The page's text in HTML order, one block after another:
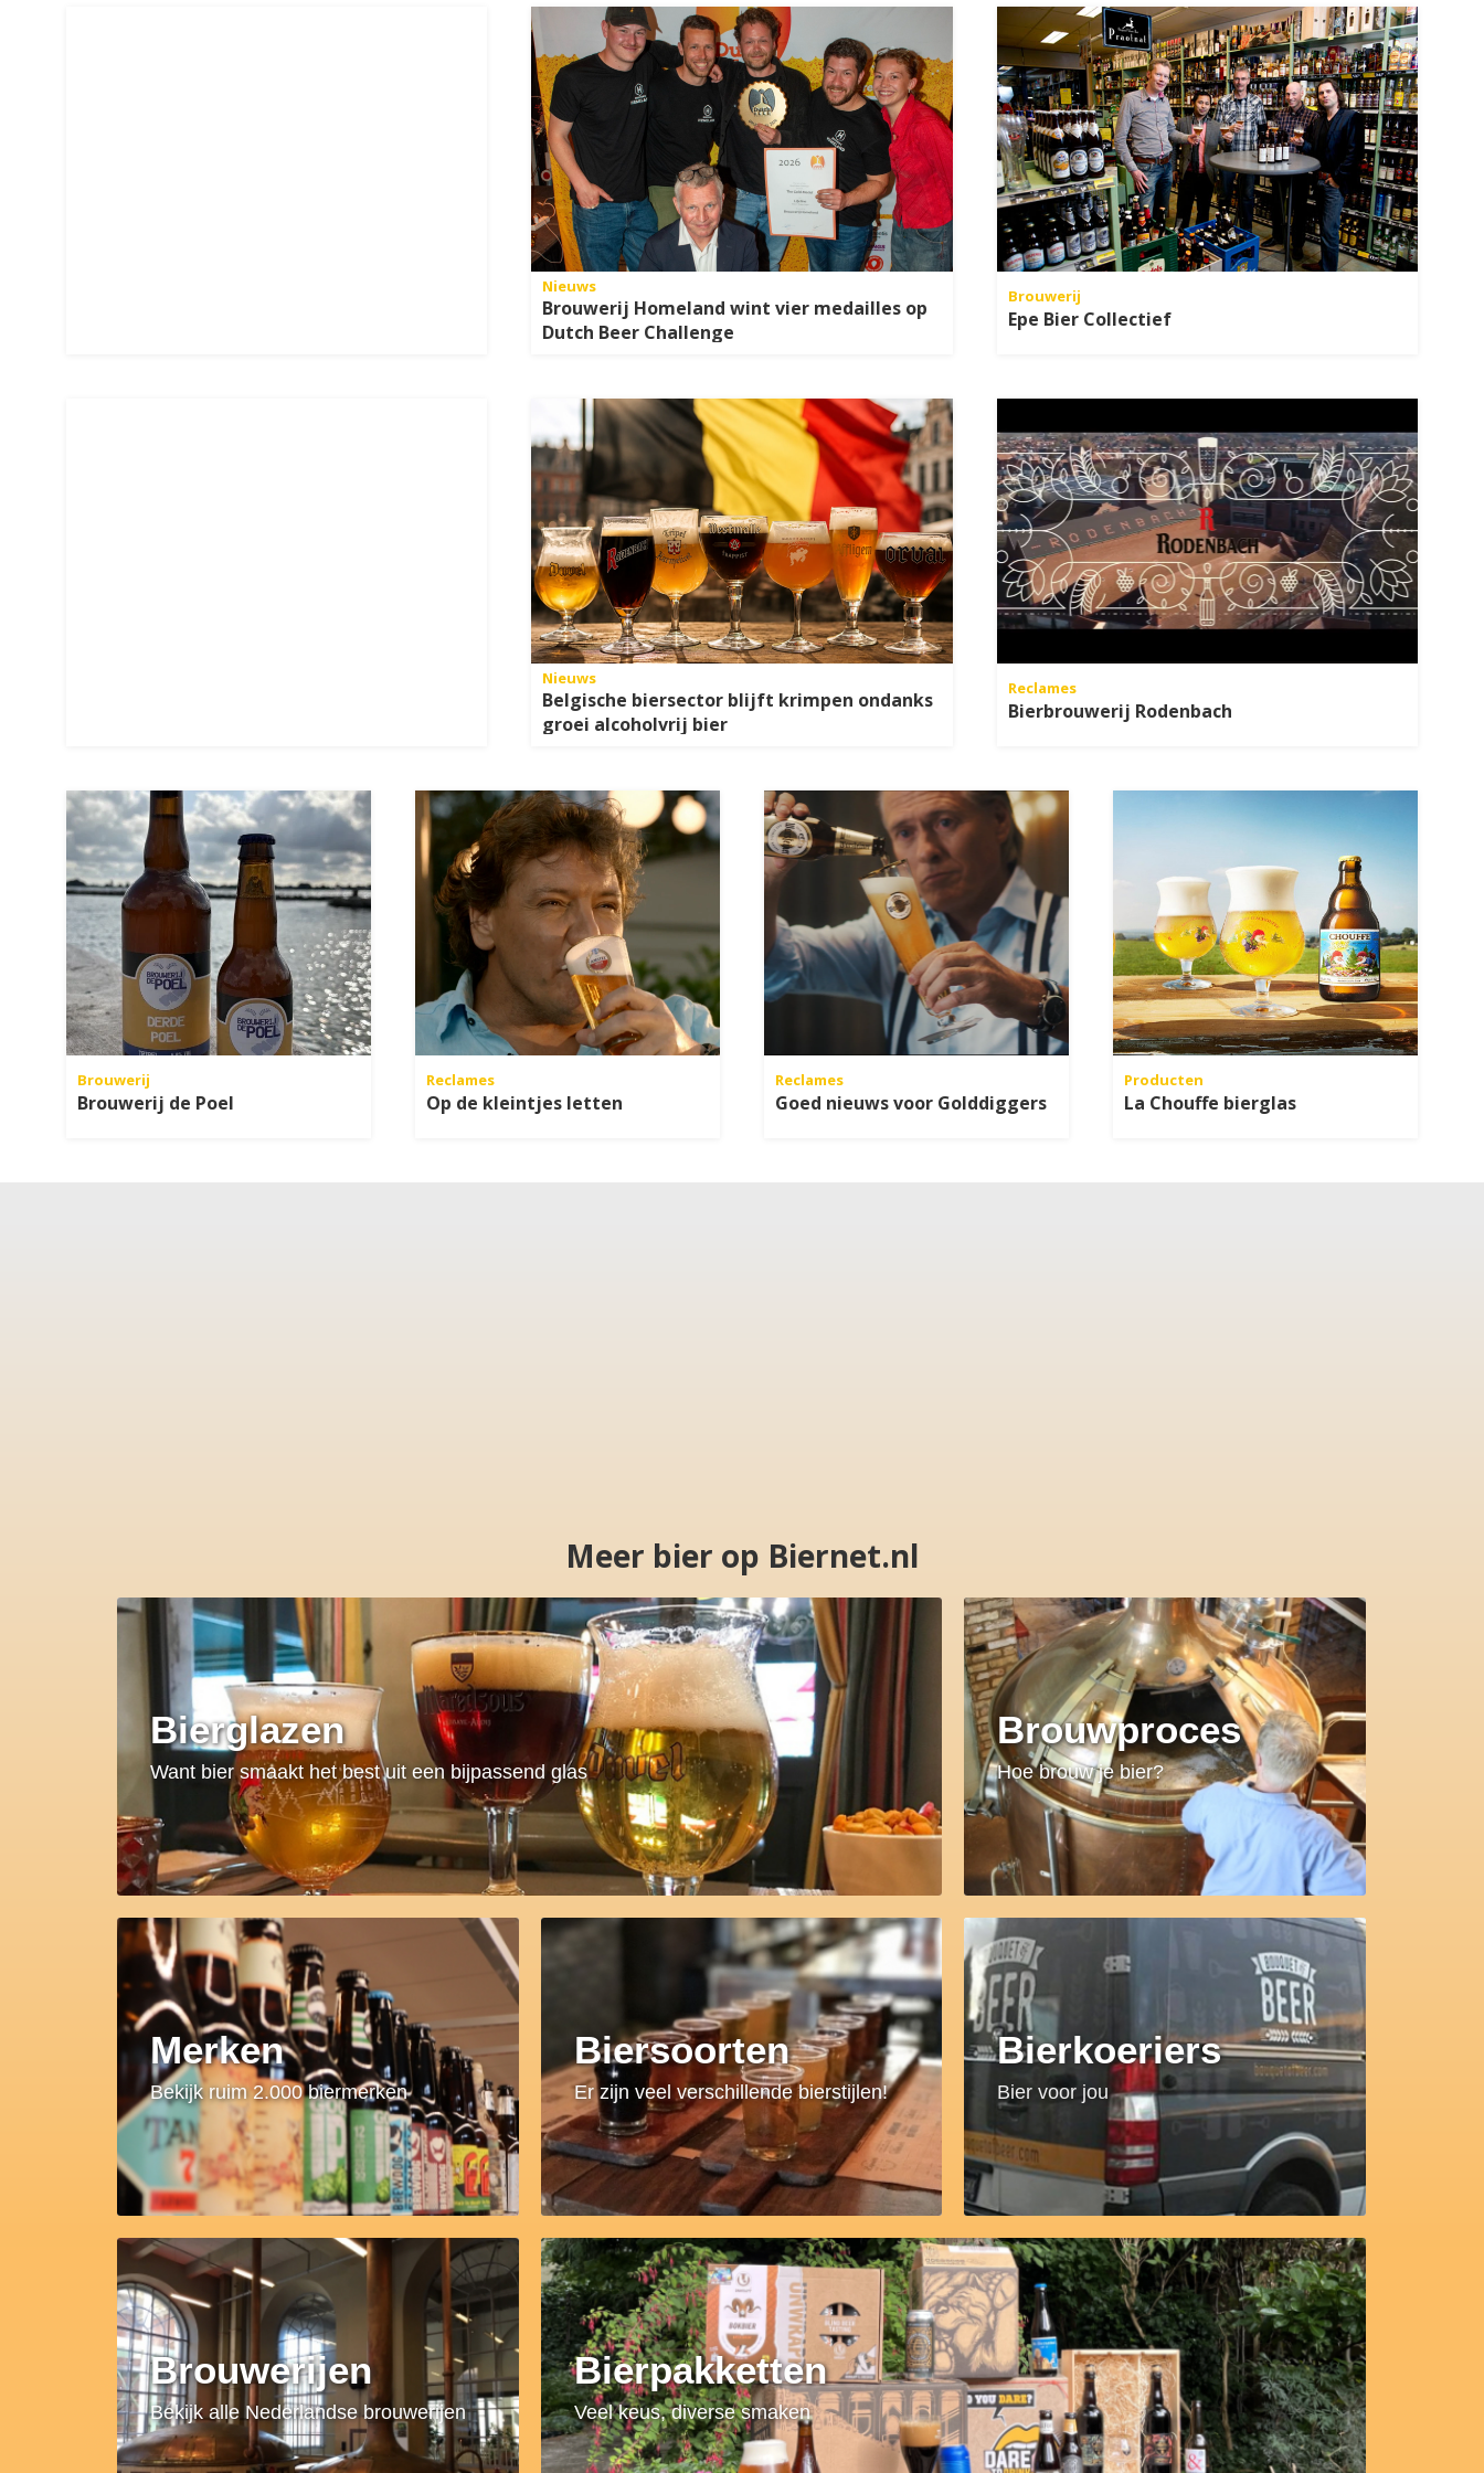
Nieuws
Brouwerij Homeland wint vier medailles op
Dutch Beer Challenge
Brouwerij
Epe Bier Collectief
Nieuws
Belgische biersector blijft krimpen ondanks
groei alcoholvrij bier
Reclames
Bierbrouwerij Rodenbach
Brouwerij
Brouwerij de Poel
Reclames
Op de kleintjes letten
Reclames
Goed nieuws voor Golddiggers
Producten
La Chouffe bierglas
Meer bier op Biernet.nl
Bierglazen
Want bier smaakt het best uit een bijpassend glas
Brouwproces
Hoe brouw je bier?
Merken
Bekijk ruim 2.000 biermerken
Biersoorten
Er zijn veel verschillende bierstijlen!
Bierkoeriers
Bier voor jou
Brouwerijen
Bekijk alle Nederlandse brouwerijen
Bierpakketten
Veel keus, diverse smaken